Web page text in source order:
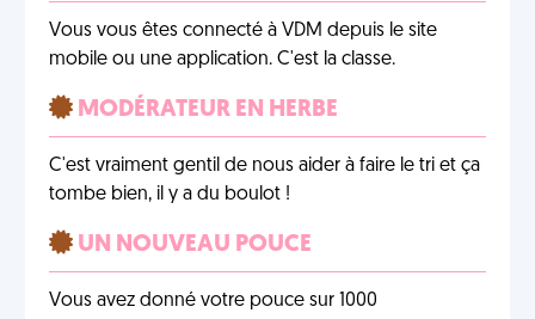
Vous vous êtes connecté à VDM depuis le site
mobile ou une application. C'est la classe.
MODÉRATEUR EN HERBE
C'est vraiment gentil de nous aider à faire le tri et ça
tombe bien, il y a du boulot !
UN NOUVEAU POUCE
Vous avez donné votre pouce sur 1000